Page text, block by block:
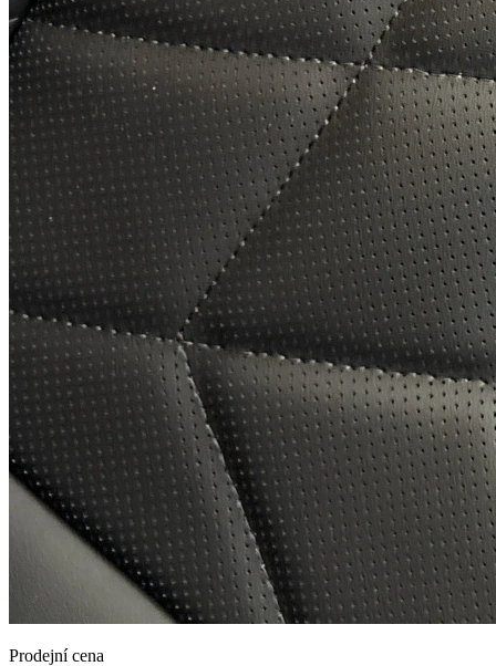
Prodejní cena